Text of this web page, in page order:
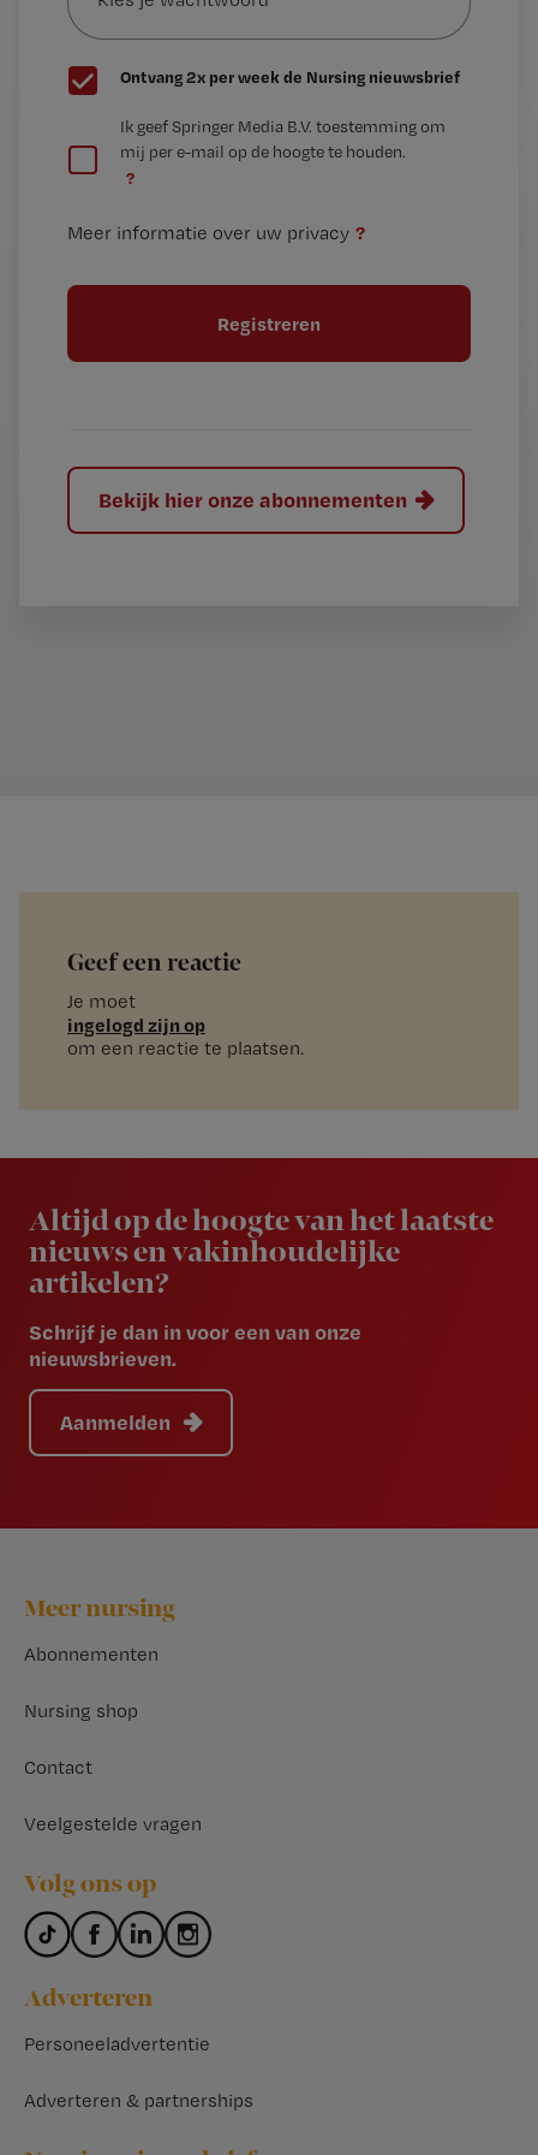
wachtwoord
G
e
t
Ontvang 2x per week de Nursing nieuwsbrief
e
t
t
l
Ik geef Springer Media B.V. toestemming om
mij per e-mail op de hoogte te houden.
?
Meer informatie over uw privacy ?
Bekijk hier onze abonnementen
Geef een reactie
Je moet
ingelogd zijn op
om een reactie te plaatsen.
Altijd op de hoogte van het laatste
nieuws en vakinhoudelijke
artikelen?
Schrijf je dan in voor een van onze
nieuwsbrieven.
Aanmelden
Footer
Meer nursing
Abonnementen
Nursing shop
Contact
Veelgestelde vragen
Volg ons op
Adverteren
Personeeladvertentie
Adverteren & partnerships